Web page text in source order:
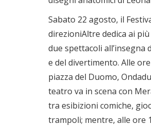
Sabato 22 agosto, il
direzioniAltre dedica ai più
due spettacoli all’insegna
e del divertimento. Alle
piazza del Duomo,
teatro va in scena con
tra esibizioni comiche,
trampoli; mentre, alle ore